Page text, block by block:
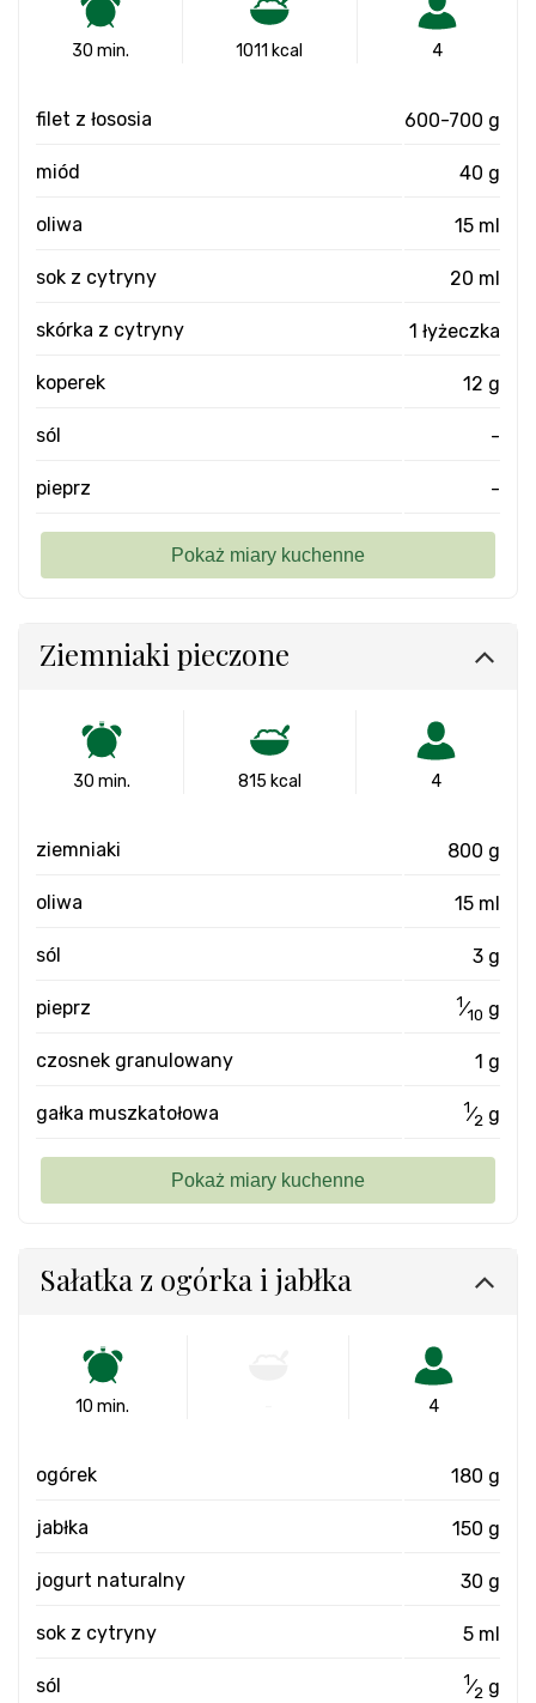
30 min. 1011 kcal 4
filet z łososia 600-700 g
miód 40 g
oliwa 15 ml
sok z cytryny 20 ml
skórka z cytryny 1 łyżeczka
koperek 12 g
sól -
pieprz -
Ziemniaki pieczone
30 min. 815 kcal 4
ziemniaki 800 g
oliwa 15 ml
sól 3 g
pieprz 1⁄10 g
czosnek granulowany 1 g
gałka muszkatołowa 1⁄2 g
Sałatka z ogórka i jabłka
10 min. 4
ogórek 180 g
jabłka 150 g
jogurt naturalny 30 g
sok z cytryny 5 ml
sól 1⁄2 g